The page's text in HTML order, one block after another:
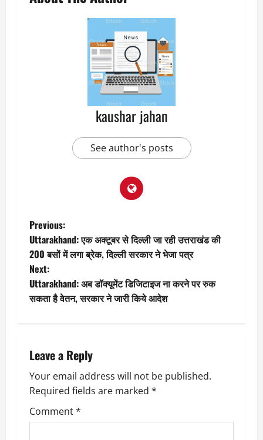
kaushar jahan
See author's posts
P
o
s
t
a
v
i
g
Previous:
Uttarakhand: एक अक्टूबर से दिल्ली जा रही उत्तराखंड की
200 बसों में लगा ब्रेक, दिल्ली सरकार ने भेजा पत्र
Next:
Uttarakhand: अब डॉक्यूमेंट डिजिटाइज ना करने पर रुक
सकता है वेतन, सरकार ने जारी किये आदेश
Leave a Reply
Your email address will not be published.
Required fields are marked *
Comment*